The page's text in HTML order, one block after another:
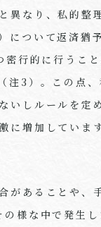
異なり、私的整
ついて返済猶予
行的に行うこと
注3）。この点、
しルールを定め
に増加していま
があることや、
様な中で発生し